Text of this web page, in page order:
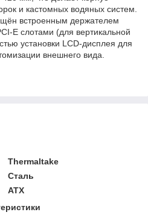
и кастомных водяных систем.
встроенным держателем
E слотами (для вертикальной
установки LCD-дисплея для
внешнего вида.
Thermaltake
Сталь
ATX